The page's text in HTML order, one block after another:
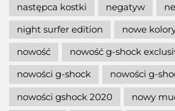
następca kostki
negatyw
night surfer edition
nowe
nowość
nowość g-shock
nowości g-shock
nowości g-
nowości gshock 2020
nowy